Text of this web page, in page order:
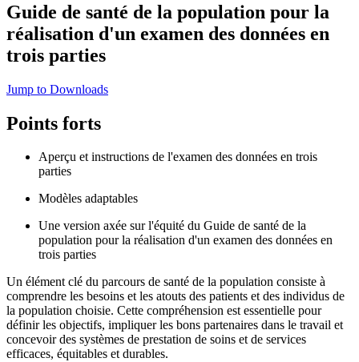
Guide de santé de la population pour la
réalisation d'un examen des données en
trois parties
Jump to Downloads
Points forts
Aperçu et instructions de l'examen des données en trois
parties
Modèles adaptables
Une version axée sur l'équité du Guide de santé de la
population pour la réalisation d'un examen des données en
trois parties
Un élément clé du parcours de santé de la population consiste à
comprendre les besoins et les atouts des patients et des individus de
la population choisie. Cette compréhension est essentielle pour
définir les objectifs, impliquer les bons partenaires dans le travail et
concevoir des systèmes de prestation de soins et de services
efficaces, équitables et durables.